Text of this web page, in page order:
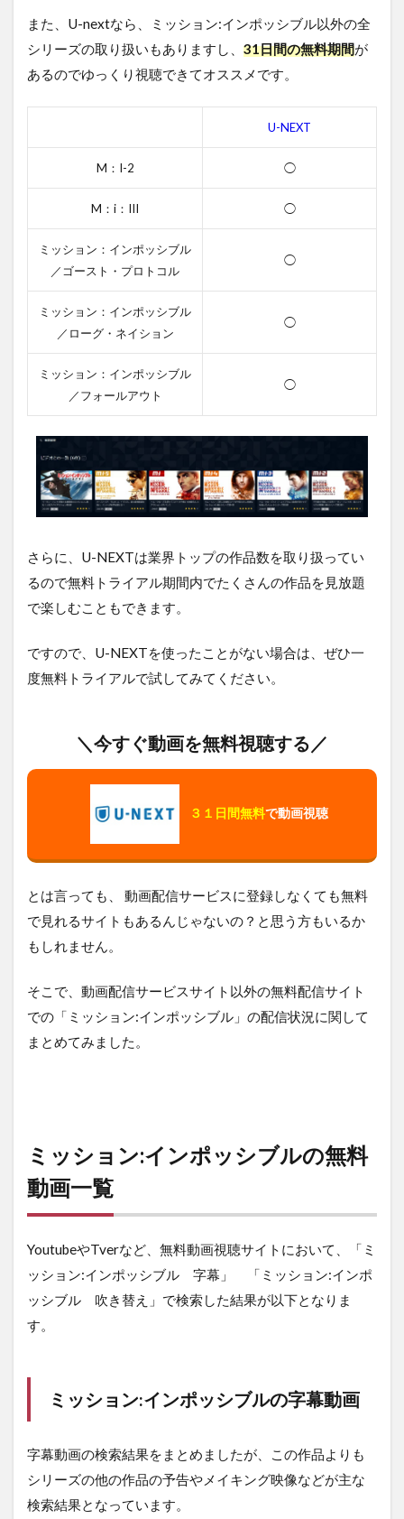
替え
声優
4.3
ンポ
4.4
ン:イ
ンポ
ッシ
ブル
連作
ミ
ッ
シ
イ
ポ
ッ
ル
を
め
また、U-nextなら、ミッション:インポッシブル以外の全
シリーズの取り扱いもありますし、 31日間の無料期間が
あるのでゆっくり視聴できてオススメです。
U-NEXT
M：I-2 ◯
M：i：III ◯
ミッション：インポッシブル
／ゴースト・プロトコル
◯
ミッション：インポッシブル
／ローグ・ネイション
◯
ミッション：インポッシブル
／フォールアウト
◯
さらに、U-NEXTは業界トップの作品数を取り扱ってい
るので無料トライアル期間内でたくさんの作品を見放題
で楽しむこともできます。
ですので、U-NEXTを使ったことがない場合は、ぜひ一
度無料トライアルで試してみてください。
＼今すぐ動画を無料視聴する／
３１日間無料で動画視聴
とは言っても、 動画配信サービスに登録しなくても無料
で見れるサイトもあるんじゃないの？と思う方もいるか
もしれません。
そこで、動画配信サービスサイト以外の無料配信サイト
での「ミッション:インポッシブル」の配信状況に関して
まとめてみました。
ミッション:インポッシブルの無料
動画一覧
YoutubeやTverなど、無料動画視聴サイトにおいて、「ミ
ッション:インポッシブル 字幕」 「ミッション:インポ
ッシブル 吹き替え」で検索した結果が以下となりま
す。
ミッション:インポッシブルの字幕動画
字幕動画の検索結果をまとめましたが、この作品よりも
シリーズの他の作品の予告やメイキング映像などが主な
検索結果となっています。